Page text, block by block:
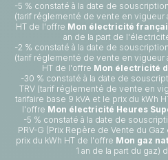
-5 % constaté à la date de
(tarif réglementé de vente en vigueur
HT de l'offre Mon électricité
an de la part de
-2 % constaté à la date de
(tarif réglementé de vente en vigueur
HT de l'offre Mon électricité
-30 % constaté à la date de
TRV (tarif réglementé de vente en
tarifaire base 9 kVA et le prix du kWh
l'offre Mon électricité Heures
-5 % constaté à la date de
PRV-G (Prix Repère de Vente du
prix du kWh HT de l'offre Mon gaz
1 an de la part du gaz)